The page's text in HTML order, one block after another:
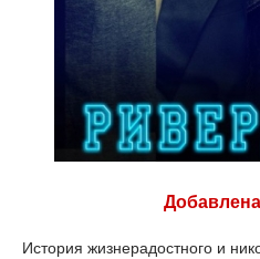
История жизнерадостного и